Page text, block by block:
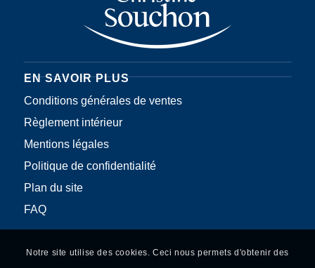
EN SAVOIR PLUS
Conditions générales de ventes
Règlement intérieur
Mentions légales
Politique de confidentialité
Plan du site
FAQ
Notre site utilise des cookies. Ceci nous permets d'obtenir des